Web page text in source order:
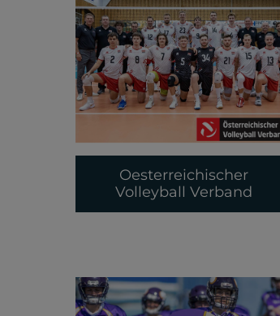
Oesterreichischer
Volleyball Verband